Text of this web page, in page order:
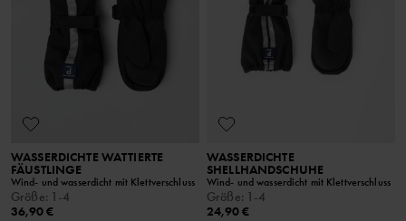
WASSERDICHTE WATTIERTE
FÄUSTLINGE
Wind- und wasserdicht mit Klettverschluss
Größe: 1-4
36,90 €
WASSERDICHTE
SHELLHANDSCHUHE
Wind- und wasserdicht mit Klettverschluss
Größe: 1-4
24,90 €